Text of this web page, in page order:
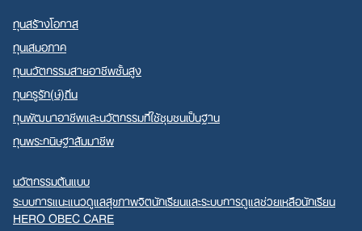
ทุนสร้างโอกาส
ทุนเสมอภาค
ทุนนวัตกรรมสายอาชีพชั้นสูง
ทุนครูรัก(ษ์)ถิ่น
ทุนพัฒนาอาชีพและนวัตกรรมที่ใช้ชุมชนเป็นฐาน
ทุนพระกนิษฐาสัมมาชีพ
นวัตกรรมต้นแบบ
ระบบการแนะแนวดูแลสุขภาพจิตนักเรียนและระบบการดูแลช่วยเหลือนักเรียน
HERO OBEC CARE